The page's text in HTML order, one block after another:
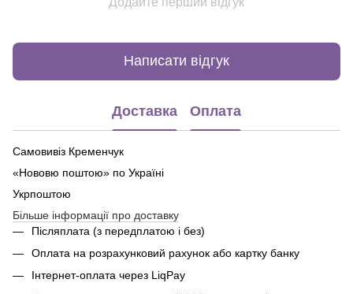
Написати відгук
Доставка Оплата
Самовивіз Кременчук
«Нововю поштою» по Україні
Укрпоштою
Більше інформації про доставку
Післяплата (з передплатою і без)
Оплата на розрахунковий рахунок або картку банку
Інтернет-оплата через LiqPay